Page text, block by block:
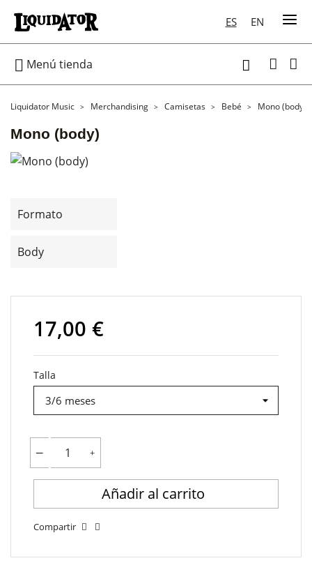
ES EN
 Menú tienda 
Liquidator Music Merchandising Camisetas Bebé Mono (body)
Mono (body)
Formato
Body
17,00 €
Talla
Añadir al carrito
Compartir